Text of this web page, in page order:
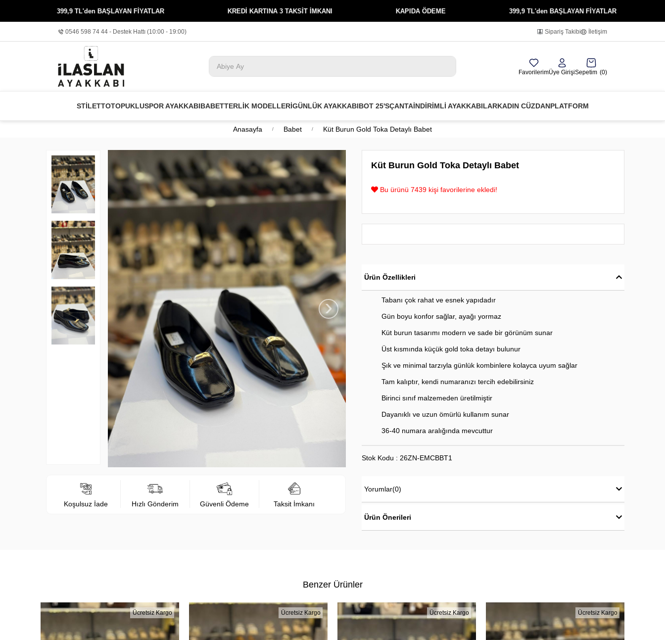
399,9 TL'den BAŞLAYAN FİYATLAR KREDİ KARTINA 3 TAKSİT İMKANI KAPIDA ÖDEME 399,9 TL'den BAŞLAYAN FİYATLAR
0546 598 74 44 - Destek Hattı (10:00 - 19:00) Sipariş Takibi İletişim
FavorilerimÜye GirişiSepetim 0
STİLETTOTOPUKLUSPOR AYAKKABIBABETTERLİK MODELLERİGÜNLÜK AYAKKABIBOT 25'SÇANTAİNDİRİMLİ AYAKKABILARKADIN CÜZDANPLATFORM
Anasayfa Babet Küt Burun Gold Toka Detaylı Babet
›
Koşulsuz İade Hızlı Gönderim Güvenli Ödeme Taksit İmkanı
Küt Burun Gold Toka Detaylı Babet
Bu ürünü 7439 kişi favorilerine ekledi!
Ürün Özellikleri
Tabanı çok rahat ve esnek yapıdadır
Gün boyu konfor sağlar, ayağı yormaz
Küt burun tasarımı modern ve sade bir görünüm sunar
Üst kısmında küçük gold toka detayı bulunur
Şık ve minimal tarzıyla günlük kombinlere kolayca uyum sağlar
Tam kalıptır, kendi numaranızı tercih edebilirsiniz
Birinci sınıf malzemeden üretilmiştir
Dayanıklı ve uzun ömürlü kullanım sunar
36-40 numara aralığında mevcuttur
Stok Kodu : 26ZN-EMCBBT1
Yorumlar(0)
Ürün Önerileri
Benzer Ürünler
Ücretsiz Kargo Ücretsiz Kargo Ücretsiz Kargo Ücretsiz Kargo